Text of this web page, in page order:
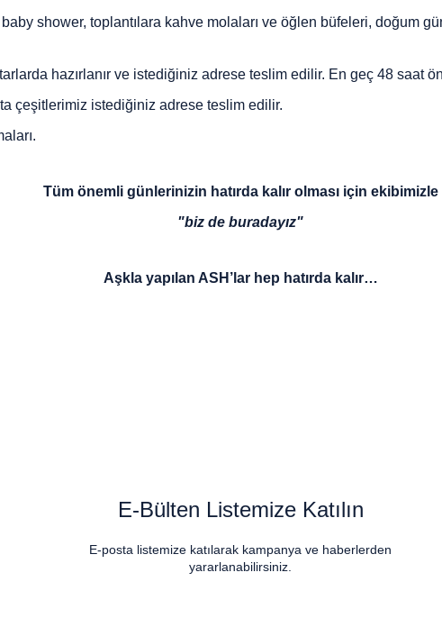
shower, toplantılara kahve molaları ve öğlen büfeleri, doğum
hazırlanır ve istediğiniz adrese teslim edilir. En geç 48 saat
çeşitlerimiz istediğiniz adrese teslim edilir.
Tüm önemli günlerinizin hatırda kalır olması için ekibimizle
"biz de buradayız"
Aşkla yapılan ASH’lar hep hatırda kalır…
E-Bülten Listemize Katılın
E-posta listemize katılarak kampanya ve haberlerden
yararlanabilirsiniz.